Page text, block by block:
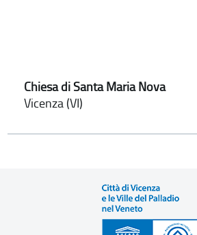
Chiesa di Santa Maria Nova
Vicenza (VI)